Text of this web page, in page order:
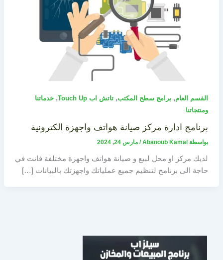
القسم العام, برامج سطح المكتب, تاتش اب Touch Up , خدماتنا
ومنتجاتنا
برنامج ادارة مركز صيانة هواتف واجهزة الكترونية
بواسطة Abanoub Kamal
/ مارس 24, 2024
لديك مركز او محل لبيع و صيانة هواتف واجهزة مختلفة فانت في
حاجة الى برنامج لتنظيم جميع عملياتك واجهزتك بالبيانات […]